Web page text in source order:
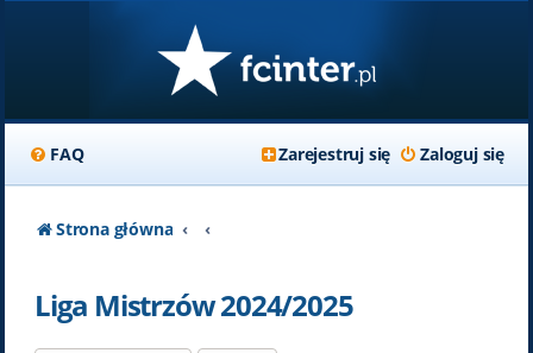
FAQ Zaloguj się
Zarejestruj się
Strona główna
Liga Mistrzów 2024/2025